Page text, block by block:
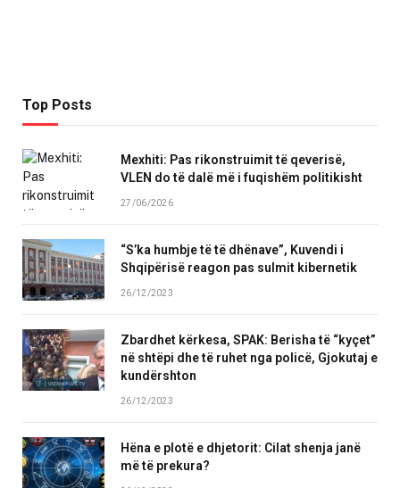
Top Posts
Mexhiti: Pas rikonstruimit të qeverisë,
VLEN do të dalë më i fuqishëm politikisht
27/06/2026
“S’ka humbje të të dhënave”, Kuvendi i
Shqipërisë reagon pas sulmit kibernetik
26/12/2023
Zbardhet kërkesa, SPAK: Berisha të “kyçet”
në shtëpi dhe të ruhet nga policë, Gjokutaj e
kundërshton
26/12/2023
Hëna e plotë e dhjetorit: Cilat shenja janë
më të prekura?